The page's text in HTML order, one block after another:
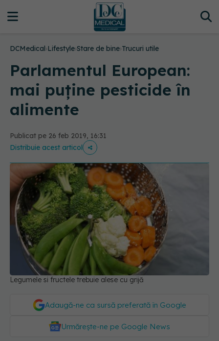
DCMedical›Lifestyle›Stare de bine›Trucuri utile
Parlamentul European:
mai puține pesticide în
alimente
Publicat pe 26 feb 2019, 16:31
Distribuie acest articol
Legumele si fructele trebuie alese cu grijă
Adaugă-ne ca sursă preferată în Google
Urmărește-ne pe Google News